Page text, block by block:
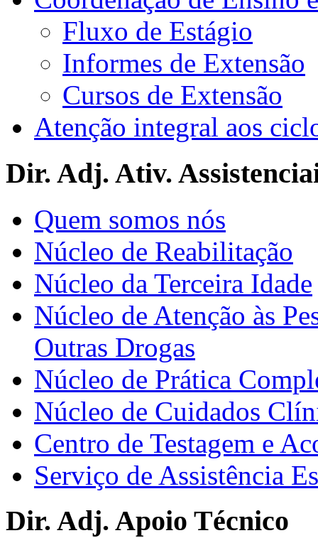
Fluxo de Estágio
Informes de Extensão
Cursos de Extensão
Atenção integral aos
Dir. Adj. Ativ.
Quem somos nós
Núcleo de Reabilitação
Núcleo da Terceira Idade
Núcleo de Atenção às
Outras Drogas
Núcleo de Prática
Núcleo de Cuidados
Centro de Testagem e
Serviço de Assistência
Dir. Adj. Apoio Técnico